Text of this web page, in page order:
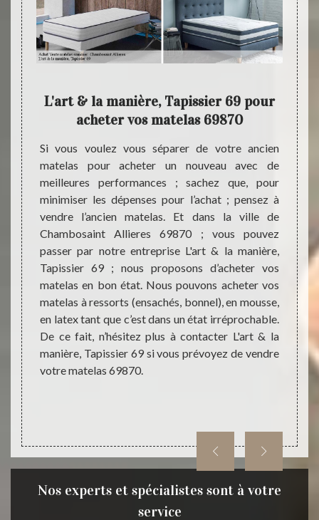
& la
de
& la
de
fait,
L'art & la manière, Tapissier 69 pour
acheter vos matelas 69870
Si vous voulez vous séparer de votre ancien
matelas pour acheter un nouveau avec de
meilleures performances ; sachez que, pour
minimiser les dépenses pour l’achat ; pensez à
vendre l’ancien matelas. Et dans la ville de
Chambosaint Allieres 69870 ; vous pouvez
passer par notre entreprise L'art & la manière,
Tapissier 69 ; nous proposons d’acheter vos
matelas en bon état. Nous pouvons acheter vos
matelas à ressorts (ensachés, bonnel), en mousse,
en latex tant que c’est dans un état irréprochable.
De ce fait, n’hésitez plus à contacter L'art & la
manière, Tapissier 69 si vous prévoyez de vendre
votre matelas 69870.
les
sont
très
prix
Nos experts et spécialistes sont à votre
service